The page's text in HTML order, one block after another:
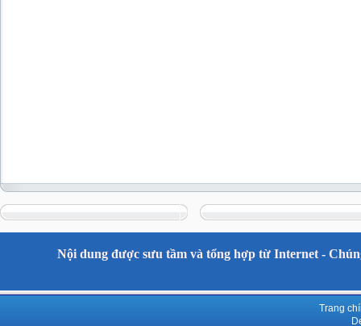
Nội dung được sưu tầm và tổng hợp từ Internet -
Trang